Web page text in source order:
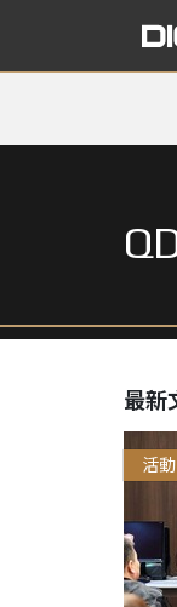
最新
活動